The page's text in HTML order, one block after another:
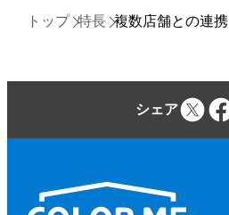
トップ 特長 複数店舗との連携
シェア